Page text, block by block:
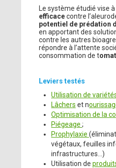
Le système étudié vise à
efficacecontre
potentiel de prédation
en apportant des
contre les autres
répondre à l’attente
consommation de t
Leviers testés
Utilisation de
Lâchers et n
Optimisation de la
Piégeage;
Prophylaxie
végétaux, feuilles
infrastructures...)
Utilisation de